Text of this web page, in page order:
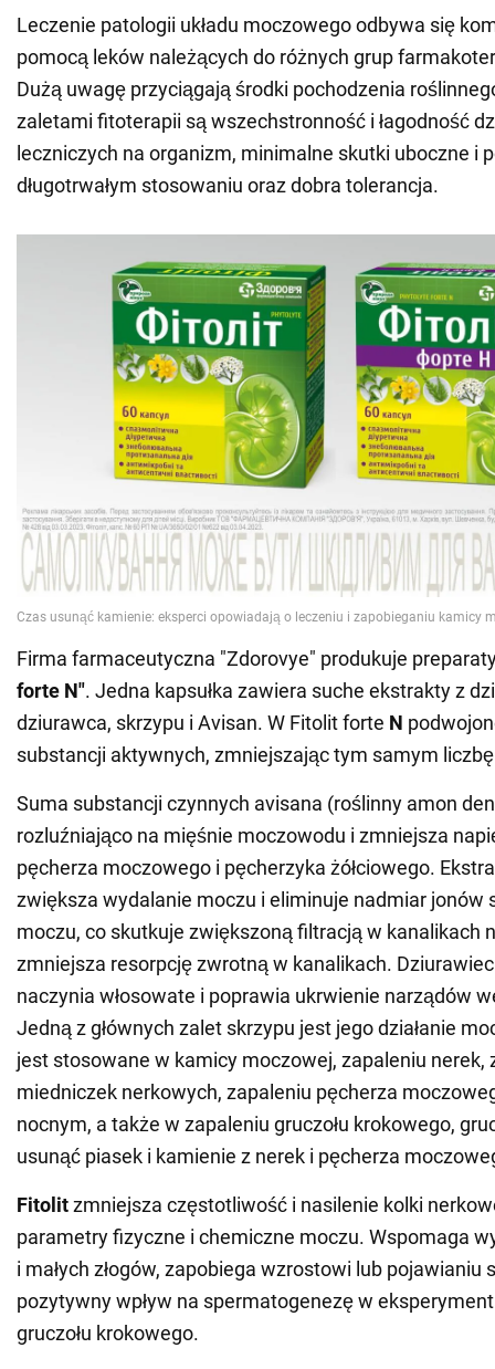
Leczenie patologii układu moczowego odbywa się
pomocą leków należących do różnych grup
Dużą uwagę przyciągają środki pochodzenia
zaletami fitoterapii są wszechstronność i łagodność
leczniczych na organizm, minimalne skutki uboczne i
długotrwałym stosowaniu oraz dobra tolerancja.
Firma farmaceutyczna "Zdorovye" produkuje
forte N". Jedna kapsułka zawiera suche ekstrakty z
dziurawca, skrzypu i Avisan. W Fitolit forte N
substancji aktywnych, zmniejszając tym samym liczbę
Suma substancji czynnych avisana (roślinny amon
rozluźniająco na mięśnie moczowodu i zmniejsza
pęcherza moczowego i pęcherzyka żółciowego.
zwiększa wydalanie moczu i eliminuje nadmiar jonów
moczu, co skutkuje zwiększoną filtracją w kanalikach
zmniejsza resorpcję zwrotną w kanalikach.
naczynia włosowate i poprawia ukrwienie narządów
Jedną z głównych zalet skrzypu jest jego działanie
jest stosowane w kamicy moczowej, zapaleniu nerek,
miedniczek nerkowych, zapaleniu pęcherza
nocnym, a także w zapaleniu gruczołu krokowego,
usunąć piasek i kamienie z nerek i pęcherza
Fitolitzmniejsza częstotliwość i nasilenie kolki
parametry fizyczne i chemiczne moczu. Wspomaga
i małych złogów, zapobiega wzrostowi lub pojawianiu
pozytywny wpływ na spermatogenezę w
gruczołu krokowego.